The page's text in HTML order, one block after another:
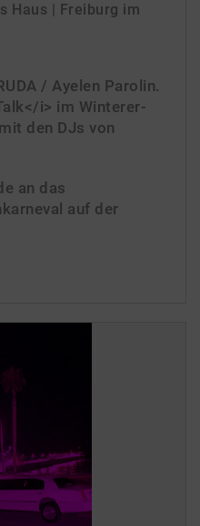
Haus | Freiburg im
/ Ayelen Parolin.
i> im Winterer-
den DJs von
an das
auf der